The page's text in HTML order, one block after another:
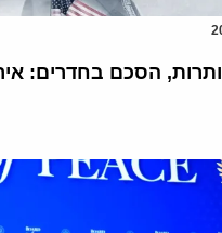
הסכם בחדרים: